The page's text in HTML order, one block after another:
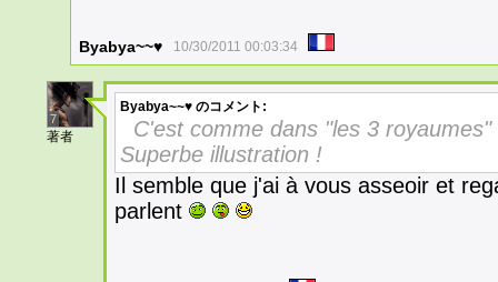
Byabya~~♥ 10/30/2011 00:03:34
7
著者
Byabya~~♥ のコメント:
C'est comme dans "les 3 royaumes"
Superbe illustration !
Il semble que j'ai à vous asseoir et
parlent